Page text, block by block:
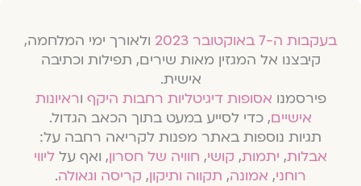
בעקבות ה-7 באוקטובר 2023
ולאורך ימי המלחמה,
קיבצנו אל המגזין מאות שירים, תפילות וכתיבה
אישית.
פירסמנואסופות דיגיטליות רחבות היקףוראיונות
אישיים, כדי לסייע במעט בתוך הכאב הגדול.
תגיות נוספות באתר מפנות לקריאה רחבה על:
אבלות,יתמות,קושי,חוויה של חסרון, ואף עלליווי
רוחני,אמונה,תקווה ותיקון,קריסה וגאולה.